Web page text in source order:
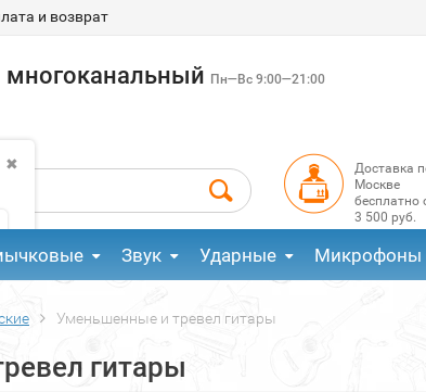
и возврат
многоканальный Пн—Вс 9:00—21:00
✖
Доставка
Москве
бесплатно
3 500 руб.
Звук Ударные Микрофоны
Уменьшенные и тревел гитары
гитары